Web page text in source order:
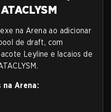
na Arena ao adicionar
de draft, com
Leyline e lacaios de
na Arena: